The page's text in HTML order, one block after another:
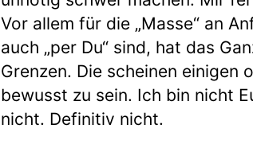
Vor allem für die „Masse“ an
auch „per Du“ sind, hat das
Grenzen. Die scheinen einigen
bewusst zu sein. Ich bin nicht
nicht. Definitiv nicht.